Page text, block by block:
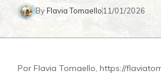
ByFlavia Tomaello 11/01/2026
Por Flavia Tomaello, https://